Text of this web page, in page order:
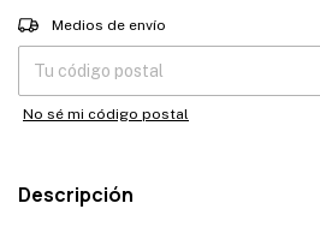
Entregas para el CP:
Medios de envío
No sé mi código postal
Descripción